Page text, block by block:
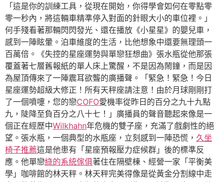
「這是你的訓練工具，從現在開始，你得學會如何在零點零
零一秒內，將這輛車精準停入對面的針眼大小的車位裡。」
何手殘看著那輛閃閃發光、還在播放《小星星》的嬰兒車，
感到一陣眩暈。泊車維度的生活，比他想象中還要無理頭一
百萬倍。《失控的星座運勢與單戀狂想曲》張水瓶從他那張
覆蓋著七層舊報紙的單人床上驚醒，不是因為鬧鐘，而是因
為屋頂傳來了一陣震耳欲聾的廣播聲。「緊急！緊急！今日
星座運勢超級大修正！所有天秤座請注意！由於月球剛剛打
了一個噴嚏，您的戀COFO愛機率從昨日的百分之九十九點
九，陡降至負百分之八十七！」廣播員的聲音聽起來像是一
個正在經歷中Wilkhahn年危機的雙子座，充滿了戲劇性的絕
望。張水瓶，一個典型的水瓶座，立刻感到一陣恐慌， 久坐
椅子推薦這是他患有「星座預報壓力症候群」後的標準反
應。他單戀綠的系統傢俱著住在隔壁棟、經營一家「平衡美
學」咖啡館的林天秤。林天秤完美得像是從黃金分割線中走